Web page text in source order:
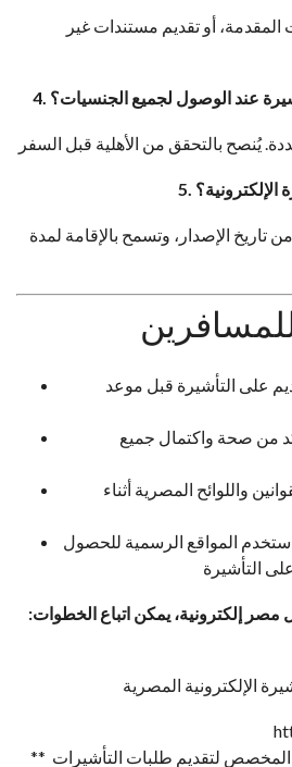
المقدمة، أو تقديم مستندات غير
عند الوصول لجميع الجنسيات؟
الإلكترونية؟
لمدة 3 أشهر من تاريخ الإصدار، وتسمح بالإقامة لمدة
على التأشيرة قبل موعد
من صحة واكتمال جميع
واللوائح المصرية أثناء
المواقع الرسمية للحصول
:للحصول على تأشيرة دخول مصر إلكترونية، يمكن اتباع الخطوات
الإلكترونية المصرية
** قم بزيارة الموقع الرسمي المخصص لتقديم طلبات التأشيرات